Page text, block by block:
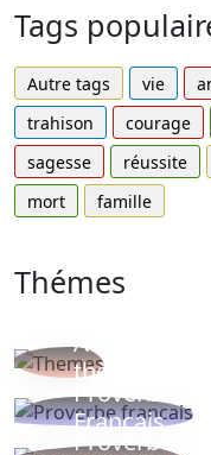
Tags
Autre tags vie
trahison
courage
sagesse
réussite
mort
famille
Thémes
Autres
thèmes
Proverbe
Français
Proverbe